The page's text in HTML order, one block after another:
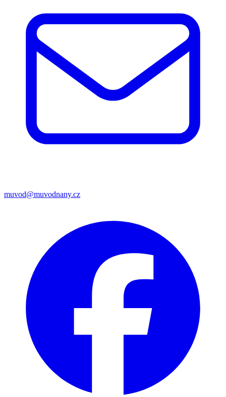
muvod@muvodnany.cz